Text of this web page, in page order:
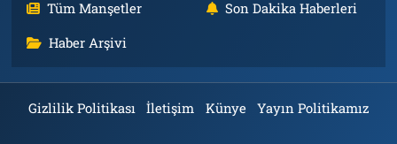
Tüm Manşetler
Son Dakika Haberleri
Haber Arşivi
Gizlilik Politikası İletişim Künye Yayın Politikamız